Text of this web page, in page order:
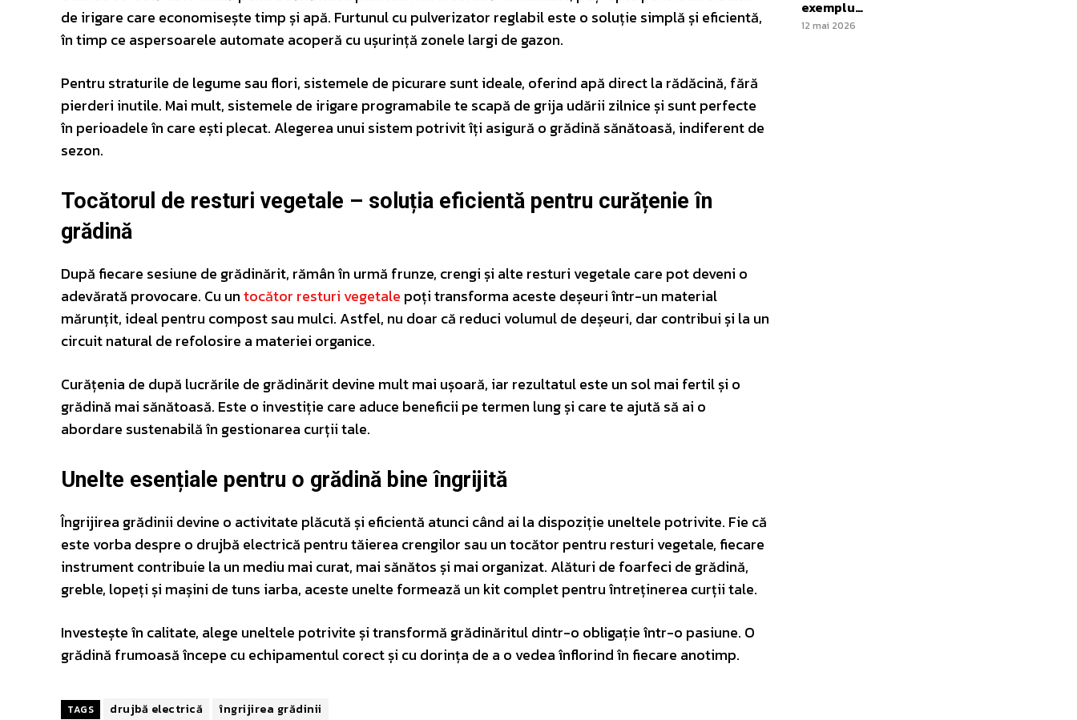
de irigare care economisește timp și apă. Furtunul cu pulverizator reglabil este o soluție simplă și eficientă,
în timp ce aspersoarele automate acoperă cu ușurință zonele largi de gazon.
Pentru straturile de legume sau flori, sistemele de picurare sunt ideale, oferind apă direct la rădăcină, fără
pierderi inutile. Mai mult, sistemele de irigare programabile te scapă de grija udării zilnice și sunt perfecte
în perioadele în care ești plecat. Alegerea unui sistem potrivit îți asigură o grădină sănătoasă, indiferent de
sezon.
Tocătorul de resturi vegetale – soluția eficientă pentru curățenie în
grădină
După fiecare sesiune de grădinărit, rămân în urmă frunze, crengi și alte resturi vegetale care pot deveni o
adevărată provocare. Cu untocător resturi vegetale poți transforma aceste deșeuri într-un material
mărunțit, ideal pentru compost sau mulci. Astfel, nu doar că reduci volumul de deșeuri, dar contribui și la un
circuit natural de refolosire a materiei organice.
Curățenia de după lucrările de grădinărit devine mult mai ușoară, iar rezultatul este un sol mai fertil și o
grădină mai sănătoasă. Este o investiție care aduce beneficii pe termen lung și care te ajută să ai o
abordare sustenabilă în gestionarea curții tale.
Unelte esențiale pentru o grădină bine îngrijită
Îngrijirea grădinii devine o activitate plăcută și eficientă atunci când ai la dispoziție uneltele potrivite. Fie că
este vorba despre o drujbă electrică pentru tăierea crengilor sau un tocător pentru resturi vegetale, fiecare
instrument contribuie la un mediu mai curat, mai sănătos și mai organizat. Alături de foarfeci de grădină,
greble, lopeți și mașini de tuns iarba, aceste unelte formează un kit complet pentru întreținerea curții tale.
Investește în calitate, alege uneltele potrivite și transformă grădinăritul dintr-o obligație într-o pasiune. O
grădină frumoasă începe cu echipamentul corect și cu dorința de a o vedea înflorind în fiecare anotimp.
TAGS drujbă electrică îngrijirea grădinii
exemplu…
12 mai 2026